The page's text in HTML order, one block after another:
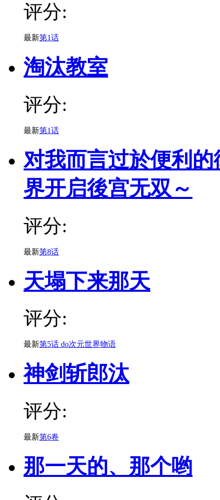
评分:
最新第1话
淘汰教室
评分:
最新第1话
对我而言过於便利
界开启後宫无双～
评分:
最新第8话
天塌下来那天
评分:
最新第5话 do次元世界物语
神剑斩郎汰
评分:
最新第6卷
那一天的、那个哟